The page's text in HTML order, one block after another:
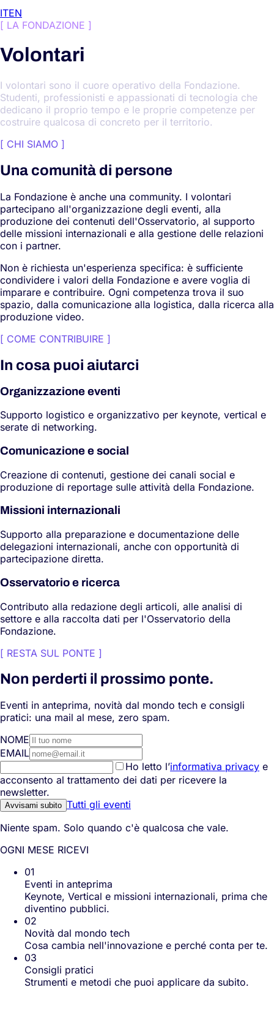
ITEN
[ LA FONDAZIONE ]
Volontari
I volontari sono il cuore operativo della Fondazione.
Studenti, professionisti e appassionati di tecnologia che
dedicano il proprio tempo e le proprie competenze per
costruire qualcosa di concreto per il territorio.
[ CHI SIAMO ]
Una comunità di persone
La Fondazione è anche una community. I volontari
partecipano all'organizzazione degli eventi, alla
produzione dei contenuti dell'Osservatorio, al supporto
delle missioni internazionali e alla gestione delle relazioni
con i partner.
Non è richiesta un'esperienza specifica: è sufficiente
condividere i valori della Fondazione e avere voglia di
imparare e contribuire. Ogni competenza trova il suo
spazio, dalla comunicazione alla logistica, dalla ricerca alla
produzione video.
[ COME CONTRIBUIRE ]
In cosa puoi aiutarci
Organizzazione eventi
Supporto logistico e organizzativo per keynote, vertical e
serate di networking.
Comunicazione e social
Creazione di contenuti, gestione dei canali social e
produzione di reportage sulle attività della Fondazione.
Missioni internazionali
Supporto alla preparazione e documentazione delle
delegazioni internazionali, anche con opportunità di
partecipazione diretta.
Osservatorio e ricerca
Contributo alla redazione degli articoli, alle analisi di
settore e alla raccolta dati per l'Osservatorio della
Fondazione.
[ RESTA SUL PONTE ]
Non perderti il prossimo ponte.
Eventi in anteprima, novità dal mondo tech e consigli
pratici: una mail al mese, zero spam.
NOME
EMAIL
Ho letto l’informativa privacy e
acconsento al trattamento dei dati per ricevere la
newsletter.
Avvisami subito Tutti gli eventi
Niente spam. Solo quando c'è qualcosa che vale.
OGNI MESE RICEVI
01
Eventi in anteprima
Keynote, Vertical e missioni internazionali, prima che
diventino pubblici.
02
Novità dal mondo tech
Cosa cambia nell'innovazione e perché conta per te.
03
Consigli pratici
Strumenti e metodi che puoi applicare da subito.